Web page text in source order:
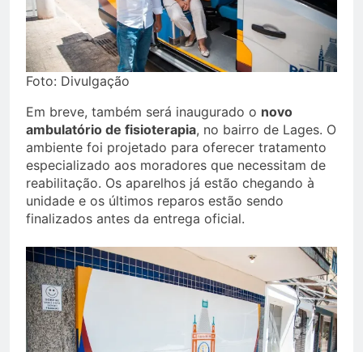
Foto: Divulgação
Em breve, também será inaugurado o novo
ambulatório de fisioterapia, no bairro de Lages. O
ambiente foi projetado para oferecer tratamento
especializado aos moradores que necessitam de
reabilitação. Os aparelhos já estão chegando à
unidade e os últimos reparos estão sendo
finalizados antes da entrega oficial.